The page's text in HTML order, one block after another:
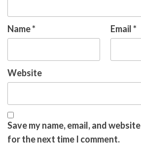
Name* Email*
Website
Save my name, email, and
for the next time I comment.